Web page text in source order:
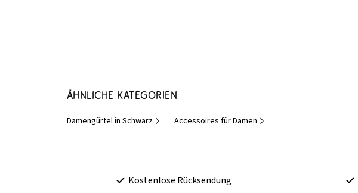
Ähnliche Kategorien
Damengürtel in Schwarz Accessoires für Damen
Kostenlose Rücksendung